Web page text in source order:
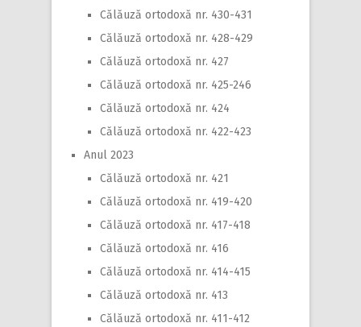
Călăuză ortodoxă nr. 430-431
Călăuză ortodoxă nr. 428-429
Călăuză ortodoxă nr. 427
Călăuză ortodoxă nr. 425-246
Călăuză ortodoxă nr. 424
Călăuză ortodoxă nr. 422-423
Anul 2023
Călăuză ortodoxă nr. 421
Călăuză ortodoxă nr. 419-420
Călăuză ortodoxă nr. 417-418
Călăuză ortodoxă nr. 416
Călăuză ortodoxă nr. 414-415
Călăuză ortodoxă nr. 413
Călăuză ortodoxă nr. 411-412